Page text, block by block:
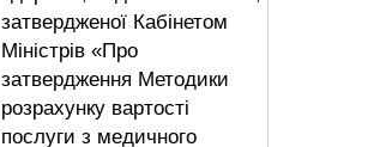
затвердженої Кабінетом
Міністрів «Про
затвердження Методики
розрахунку вартості
послуги з медичного